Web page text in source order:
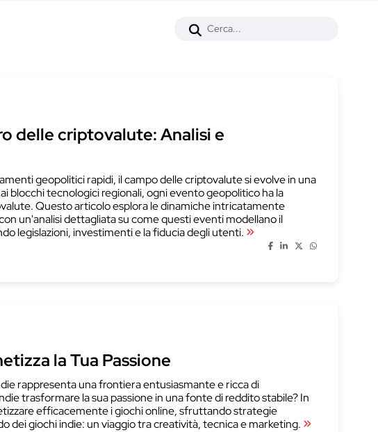
delle criptovalute: Analisi e
geopolitici rapidi, il campo delle criptovalute si evolve in una
blocchi tecnologici regionali, ogni evento geopolitico ha la
Questo articolo esplora le dinamiche intricatamente
un'analisi dettagliata su come questi eventi modellano il
legislazioni, investimenti e la fiducia degli utenti.
la Tua Passione
rappresenta una frontiera entusiasmante e ricca di
trasformare la sua passione in una fonte di reddito stabile? In
efficacemente i giochi online, sfruttando strategie
dei giochi indie: un viaggio tra creatività, tecnica e marketing.